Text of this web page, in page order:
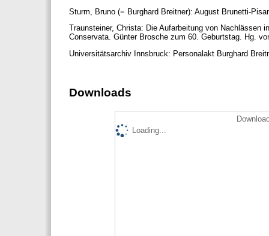
Sturm, Bruno (= Burghard Breitner): August Brunetti-
Traunsteiner, Christa: Die Aufarbeitung von Nachlässen
Conservata. Günter Brosche zum 60. Geburtstag. Hg.
Universitätsarchiv Innsbruck: Personalakt Burghard
Downloads
Loading...